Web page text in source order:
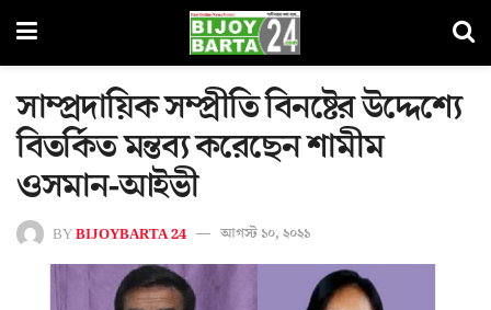
সাম্প্রদায়িক সম্প্রীতি বিনষ্টের উদ্দেশ্যে
বিতর্কিত মন্তব্য করেছেন শামীম
ওসমান-আইভী
BYBIJOYBARTA 24 আগস্ট ১০, ২০২১